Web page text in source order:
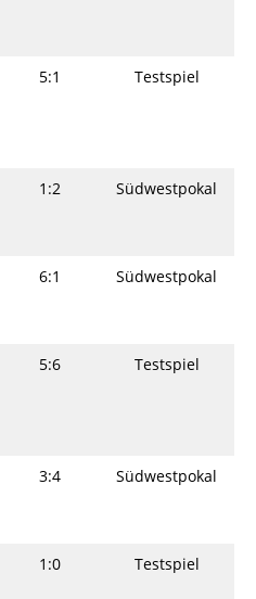
5:1 Testspiel
1:2 Südwestpokal
6:1 Südwestpokal
5:6 Testspiel
3:4 Südwestpokal
1:0 Testspiel